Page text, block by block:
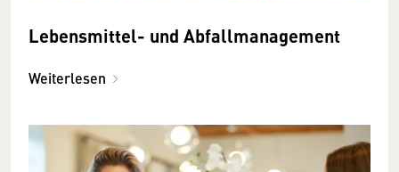
Lebensmittel- und Abfallmanagement
Weiterlesen